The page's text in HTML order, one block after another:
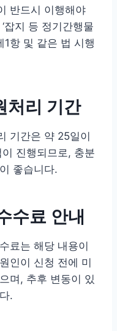
반드시 이행해야
잡지 등 정기간행물
1항 및 같은 법 시행
처리 기간
기간은 약 25일이
진행되므로, 충분
좋습니다.
수료 안내
료는 해당 내용이
인이 신청 전에 미
며, 추후 변동이 있
.